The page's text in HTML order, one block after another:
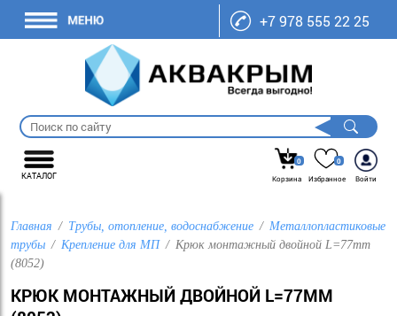
+7 978 555 22 25
КАТАЛОГ
0
Корзина
0
Избранное
Войти
Главная Трубы, отопление, водоснабжение
Металлопластиковые
трубы
Крепление для МП
Крюк монтажный двойной L=77mm
(8052)
КРЮК МОНТАЖНЫЙ ДВОЙНОЙ L=77MM